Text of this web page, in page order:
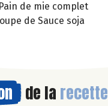
de mie complet
de Sauce soja
de la recette